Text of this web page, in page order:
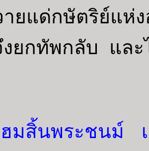
ายแด่กษัตริย์แห่
งยกทัพกลับ แล
ฮมสิ้นพระชนม์